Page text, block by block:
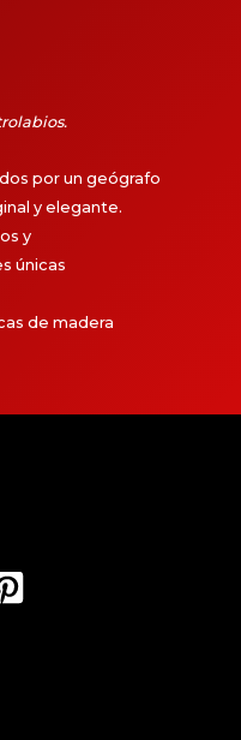
por un geógrafo
y elegante.
y
únicas
de madera